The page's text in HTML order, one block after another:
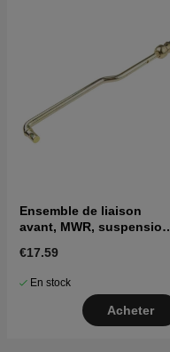
Ensemble de liaison
avant, MWR, suspension
€17.59
En stock
Acheter